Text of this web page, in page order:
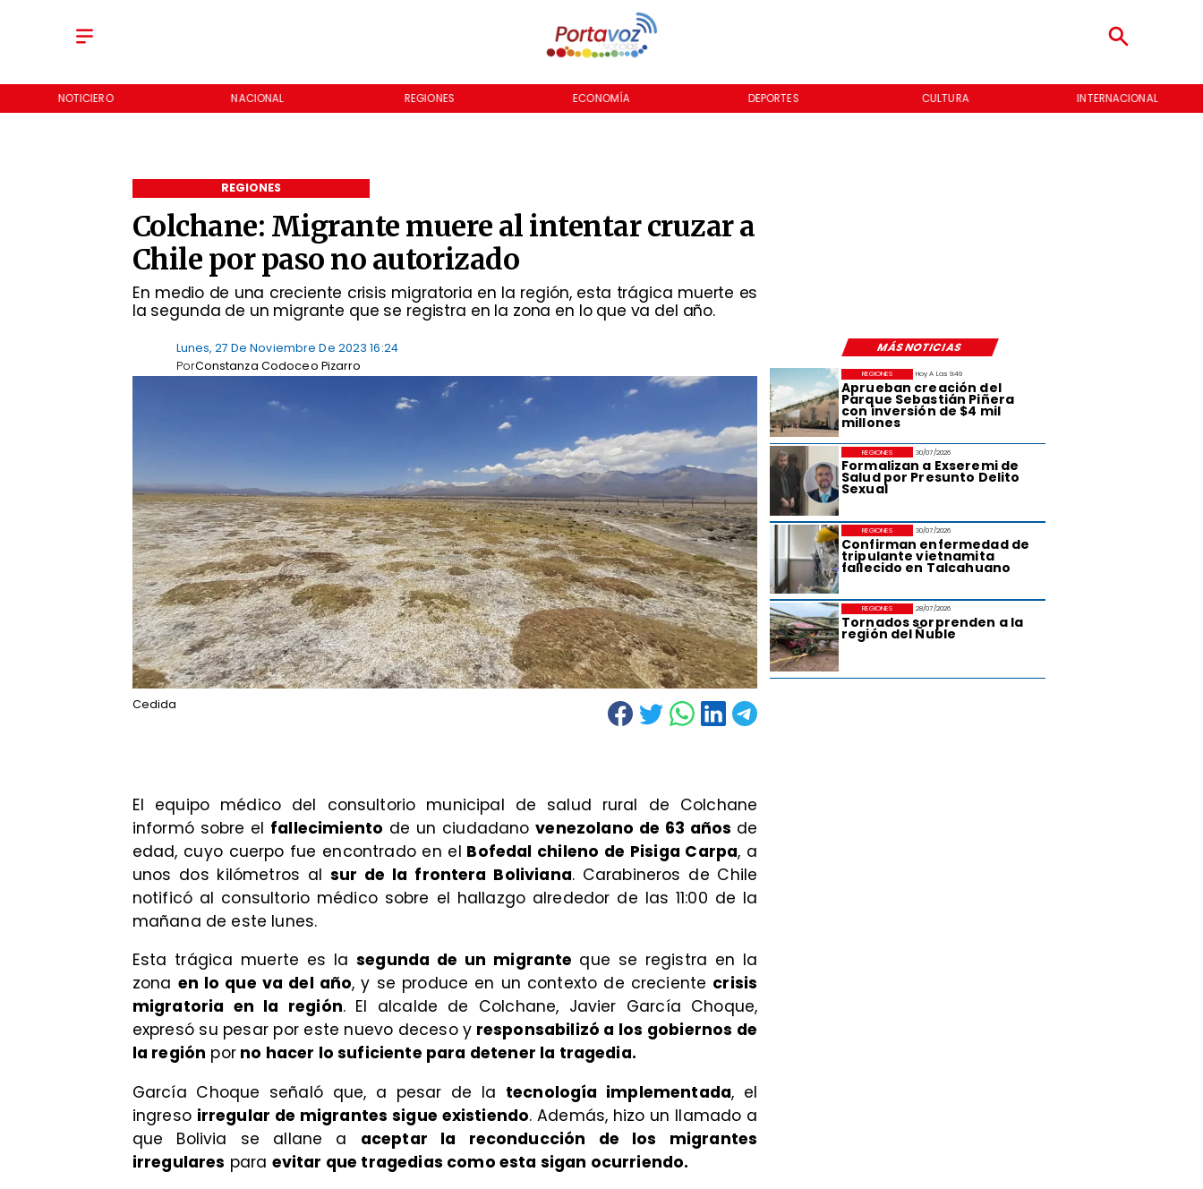
NOTICIERO NACIONAL REGIONES ECONOMÍA DEPORTES CULTURA INTERNACIONAL
Colchane: Migrante muere al intentar cruzar a
Chile por paso no autorizado
En medio de una creciente crisis migratoria en la región, esta trágica muerte es
la segunda de un migrante que se registra en la zona en lo que va del año.
REGIONES
MÁS NOTICIAS
Lunes, 27 De Noviembre De 2023 16:24
Constanza Codoceo Pizarro
Por
Cedida
Hoy A Las 9:49
Aprueban creación del
Parque Sebastián Piñera
con inversión de $4 mil
millones
REGIONES
30/07/2026
Formalizan a Exseremi de
Salud por Presunto Delito
Sexual
REGIONES
30/07/2026
Confirman enfermedad de
tripulante vietnamita
fallecido en Talcahuano
REGIONES
28/07/2026
Tornados sorprenden a la
región del Ñuble
REGIONES
El equipo médico del consultorio municipal de salud rural de Colchane
informó sobre el fallecimiento de un ciudadanovenezolano de 63 años de
edad, cuyo cuerpo fue encontrado en el Bofedal chileno de Pisiga Carpa, a
unos dos kilómetros al sur de la frontera Boliviana. Carabineros de Chile
notificó al consultorio médico sobre el hallazgo alrededor de las 11:00 de la
mañana de este lunes.
Esta trágica muerte es lasegunda de un migrante que se registra en la
zona en lo que va del año, y se produce en un contexto de creciente crisis
migratoria en la región. El alcalde de Colchane, Javier García Choque,
expresó su pesar por este nuevo deceso y responsabilizó a los gobiernos de
la región porno hacer lo suficiente para detener la tragedia.
García Choque señaló que, a pesar de la tecnología implementada, el
ingreso irregular de migrantes sigue existiendo. Además, hizo un llamado a
que Bolivia se allane a aceptar la reconducción de los migrantes
irregulares para evitar que tragedias como esta sigan ocurriendo.